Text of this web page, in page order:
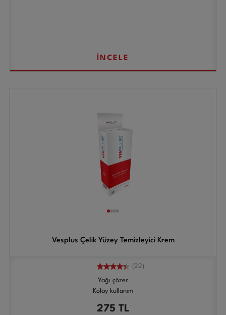
İNCELE
Vesplus Çelik Yüzey Temizleyici Krem
(22)
Yağı çözer
Kolay kullanım
275 TL